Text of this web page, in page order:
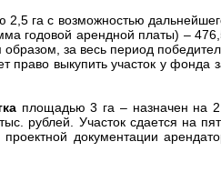
2,5 га с возможностью
годовой арендной платы) –
за весь период
право выкупить участок у фонда
площадью 3 га – назначен на
рублей. Участок сдается на
документации